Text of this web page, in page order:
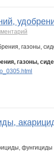
газоны,